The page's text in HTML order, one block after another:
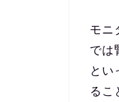
モニ
では
とい
るこ